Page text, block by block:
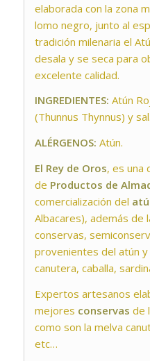
elaborada con la zona
lomo negro, junto al
tradición milenaria el
desala y se seca para
excelente calidad.
INGREDIENTES: Atún
(Thunnus Thynnus) y sal.
ALÉRGENOS: Atún.
El Rey de Oros, es una
de Productos de
comercialización del
Albacares), además de
conservas,
provenientes del atún
canutera, caballa,
Expertos artesanos
mejores conservas de
como son la melva
etc…